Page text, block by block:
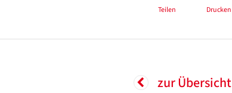
Teilen Drucken
zur Übersicht